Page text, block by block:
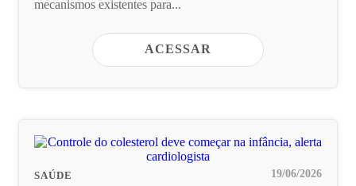
mecanismos existentes para...
ACESSAR
SAÚDE 19/06/2026